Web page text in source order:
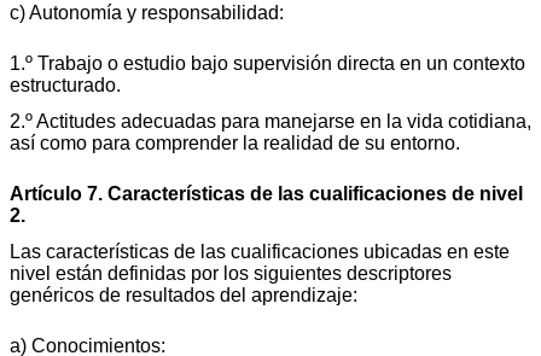
c) Autonomía y responsabilidad:
1.º Trabajo o estudio bajo supervisión directa en un contexto
estructurado.
2.º Actitudes adecuadas para manejarse en la vida cotidiana,
así como para comprender la realidad de su entorno.
Artículo 7. Características de las cualificaciones de nivel
2.
Las características de las cualificaciones ubicadas en este
nivel están definidas por los siguientes descriptores
genéricos de resultados del aprendizaje:
a) Conocimientos: